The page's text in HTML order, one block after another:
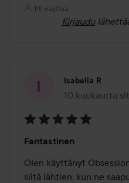
115 näyttöä
Kirjaudu
Isabella R
10 kuukautta
Viesti luotiin 10
5
/
5
Fantastinen
Olen käyttänyt
siitä lähtien, kun ne